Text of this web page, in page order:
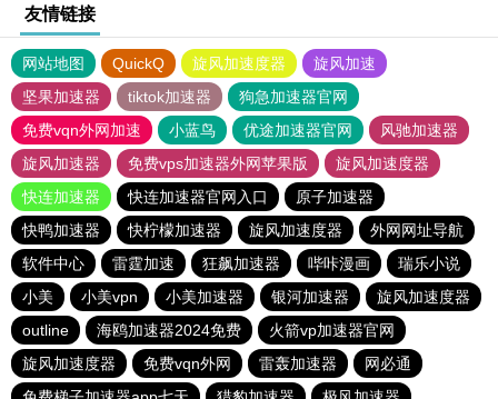
友情链接
网站地图 QuickQ 旋风加速度器
旋风加速
坚果加速器
tiktok加速器
狗急加速器官网
免费vqn外网加速
小蓝鸟 优途加速器官网
风驰加速器
旋风加速器
免费vps加速器外网苹果版
旋风加速度器
快连加速器
快连加速器官网入口
原子加速器
快鸭加速器
快柠檬加速器 旋风加速度器
外网网址导航
软件中心
雷霆加速 狂飙加速器 哔咔漫画
瑞乐小说
小美
小美vpn 小美加速器 银河加速器
旋风加速度器
outline
海鸥加速器2024免费
火箭vp加速器官网
旋风加速度器
免费vqn外网 雷轰加速器
网必通